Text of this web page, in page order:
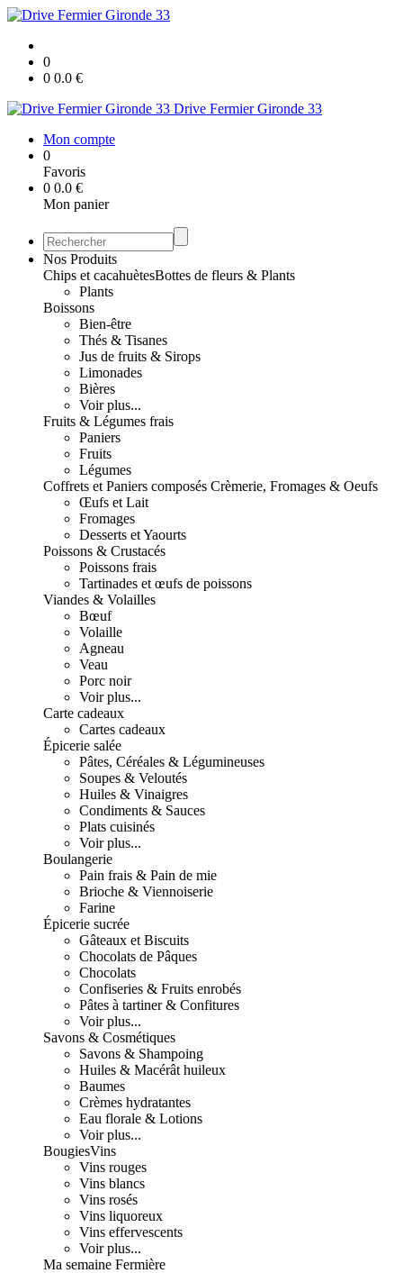
0
0 0.0 €
Drive Fermier Gironde 33
Mon compte
0
Favoris
0 0.0 €
Mon panier
Nos Produits
Chips et cacahuètesBottes de fleurs & Plants
Plants
Boissons
Bien-être
Thés & Tisanes
Jus de fruits & Sirops
Limonades
Bières
Voir plus...
Fruits & Légumes frais
Paniers
Fruits
Légumes
Coffrets et Paniers composés Crèmerie, Fromages & Oeufs
Œufs et Lait
Fromages
Desserts et Yaourts
Poissons & Crustacés
Poissons frais
Tartinades et œufs de poissons
Viandes & Volailles
Bœuf
Volaille
Agneau
Veau
Porc noir
Voir plus...
Carte cadeaux
Cartes cadeaux
Épicerie salée
Pâtes, Céréales & Légumineuses
Soupes & Veloutés
Huiles & Vinaigres
Condiments & Sauces
Plats cuisinés
Voir plus...
Boulangerie
Pain frais & Pain de mie
Brioche & Viennoiserie
Farine
Épicerie sucrée
Gâteaux et Biscuits
Chocolats de Pâques
Chocolats
Confiseries & Fruits enrobés
Pâtes à tartiner & Confitures
Voir plus...
Savons & Cosmétiques
Savons & Shampoing
Huiles & Macérât huileux
Baumes
Crèmes hydratantes
Eau florale & Lotions
Voir plus...
BougiesVins
Vins rouges
Vins blancs
Vins rosés
Vins liquoreux
Vins effervescents
Voir plus...
Ma semaine Fermière